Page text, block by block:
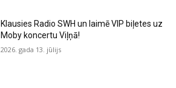
Klausies Radio SWH un laimē VIP biļetes uz
Moby koncertu Viļņā!
2026. gada 13. jūlijs